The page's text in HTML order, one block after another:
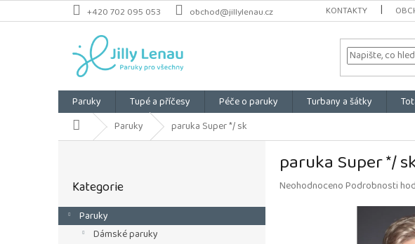
Přejít
na
+420 702 095 053 obchod@jillylenau.cz KONTAKTY
Paruky Tupé a příčesy Péče o paruky Turbany a šátky
Domů Paruky paruka Super */ sk
P
r
a
kategorie
Kategorie
Paruky
Dámské paruky
paruka Super */
Průměrné
NeohodnocenoPodrobnosti